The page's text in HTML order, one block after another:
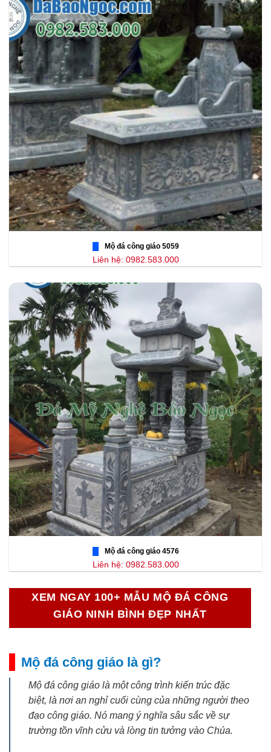
Mộ đá công giáo 5059
Liên hệ: 0982.583.000
Mộ đá công giáo 4576
Liên hệ: 0982.583.000
XEM NGAY 100+ MẪU MỘ ĐÁ CÔNG
GIÁO NINH BÌNH ĐẸP NHẤT
Mộ đá công giáo là gì?
Mộ đá công giáo là một công trình kiến trúc đặc
biệt, là nơi an nghỉ cuối cùng của những người theo
đạo công giáo. Nó mang ý nghĩa sâu sắc về sự
trường tồn vĩnh cửu và lòng tin tưởng vào Chúa.